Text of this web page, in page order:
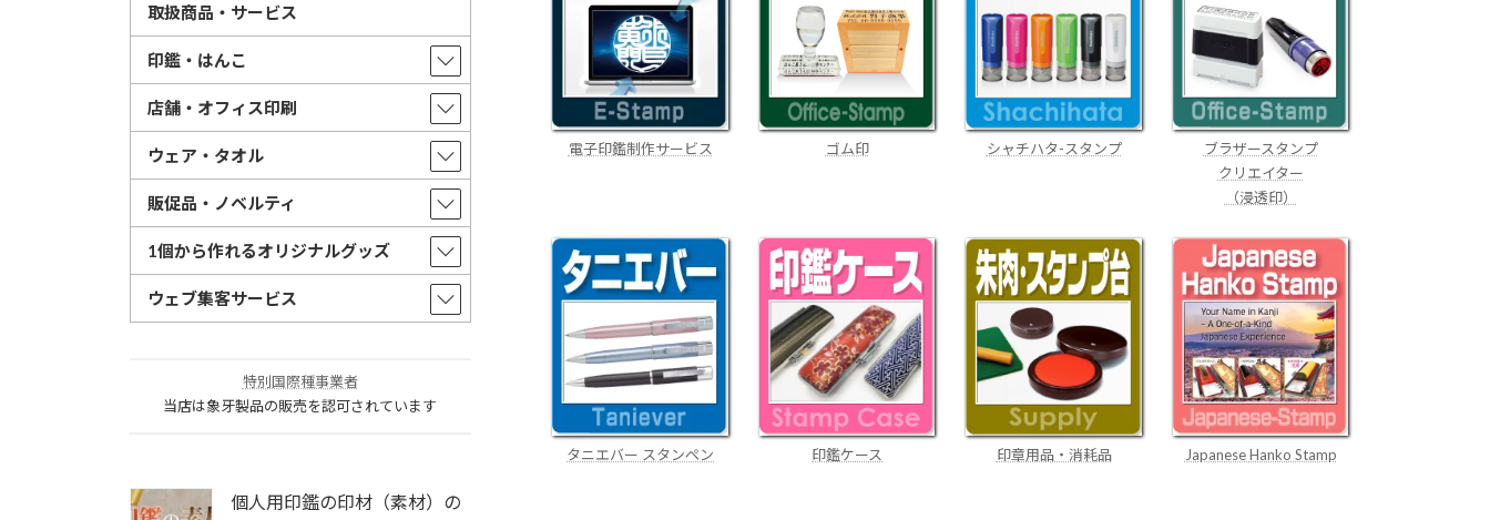
電子印鑑制作サービス ゴム印 シャチハタ-スタンプ
ブラザースタンプ
クリエイター
（浸透印）
タニエバー スタンペン 印鑑ケース 印章用品・消耗品 Japanese Hanko Stamp
取扱商品・サービス
印鑑・はんこ
店舗・オフィス印刷
ウェア・タオル
販促品・ノベルティ
1個から作れるオリジナルグッズ
ウェブ集客サービス
特別国際種事業者
当店は象牙製品の販売を認可されています
個人用印鑑の印材（素材）の